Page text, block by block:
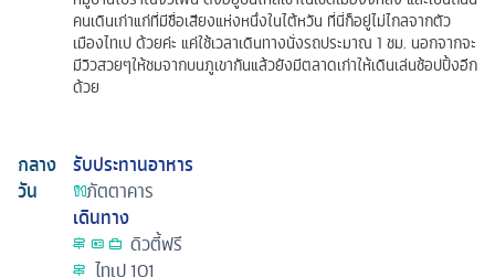
คนเดินเก่าแก่ที่มีชื่อเสียงแห่งหนึ่งในไต้หวัน ที่นี่ก็อยู่ไม่ไกลจากตัว
เมืองไทเป ด้วยค่ะ แค่ใช้เวลาเดินทางนั่งรถประมาณ 1 ชม. นอกจากจะ
มีวิวสวยๆให้ชมจากบนภูเขากันแล้วยังมีตลาดเก่าให้เดินเล่นช้อปปิ้งอีก
ด้วย
กลาง
วัน
รับประทานอาหาร
ภัตตาคาร
เดินทาง
ดิวตี้ฟรี
ไทเป 101